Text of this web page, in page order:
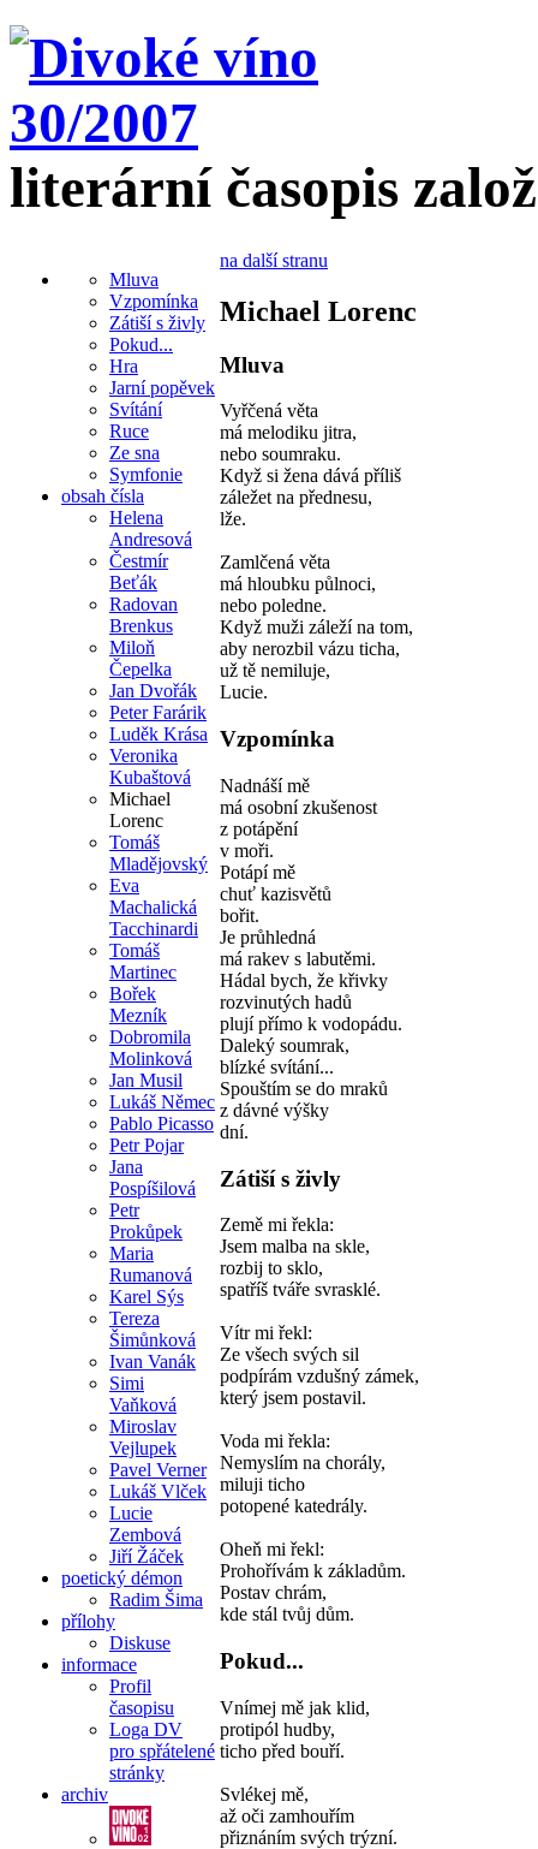
literární časopis
Mluva
Vzpomínka
Zátiší s živly
Pokud...
Hra
Jarní popěvek
Svítání
Ruce
Ze sna
Symfonie
obsah čísla
Helena
Andresová
Čestmír
Beťák
Radovan
Brenkus
Miloň
Čepelka
Jan Dvořák
Peter Farárik
Luděk Krása
Veronika
Kubaštová
Michael
Lorenc
Tomáš
Mladějovský
Eva
Machalická
Tacchinardi
Tomáš
Martinec
Bořek
Mezník
Dobromila
Molinková
Jan Musil
Lukáš Němec
Pablo Picasso
Petr Pojar
Jana
Pospíšilová
Petr
Prokůpek
Maria
Rumanová
Karel Sýs
Tereza
Šimůnková
Ivan Vanák
Simi
Vaňková
Miroslav
Vejlupek
Pavel Verner
Lukáš Vlček
Lucie
Zembová
Jiří Žáček
poetický démon
Radim Šima
přílohy
Diskuse
informace
Profil
časopisu
Loga DV
pro spřátelené
stránky
archiv
na další stranu
Michael Lorenc
Mluva
Vyřčená věta
má melodiku jitra,
nebo soumraku.
Když si žena dává příliš
záležet na přednesu,
lže.
Zamlčená věta
má hloubku půlnoci,
nebo poledne.
Když muži záleží na tom,
aby nerozbil vázu ticha,
už tě nemiluje,
Lucie.
Vzpomínka
Nadnáší mě
má osobní zkušenost
z potápění
v moři.
Potápí mě
chuť kazisvětů
bořit.
Je průhledná
má rakev s labutěmi.
Hádal bych, že křivky
rozvinutých hadů
plují přímo k vodopádu.
Daleký soumrak,
blízké svítání...
Spouštím se do mraků
z dávné výšky
dní.
Zátiší s živly
Země mi řekla:
Jsem malba na skle,
rozbij to sklo,
spatříš tváře svrasklé.
Vítr mi řekl:
Ze všech svých sil
podpírám vzdušný zámek,
který jsem postavil.
Voda mi řekla:
Nemyslím na chorály,
miluji ticho
potopené katedrály.
Oheň mi řekl:
Prohořívám k základům.
Postav chrám,
kde stál tvůj dům.
Pokud...
Vnímej mě jak klid,
protipól hudby,
ticho před bouří.
Svlékej mě,
až oči zamhouřím
přiznáním svých trýzní.